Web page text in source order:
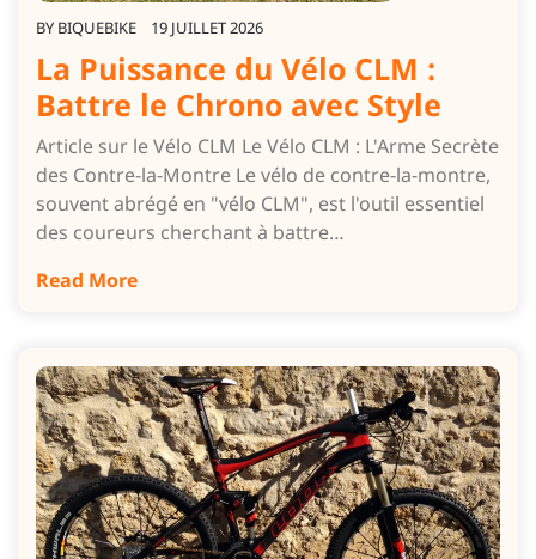
BY BIQUEBIKE 19 JUILLET 2026
La Puissance du Vélo CLM :
Battre le Chrono avec Style
Article sur le Vélo CLM Le Vélo CLM : L'Arme Secrète
des Contre-la-Montre Le vélo de contre-la-montre,
souvent abrégé en "vélo CLM", est l'outil essentiel
des coureurs cherchant à battre…
Read More